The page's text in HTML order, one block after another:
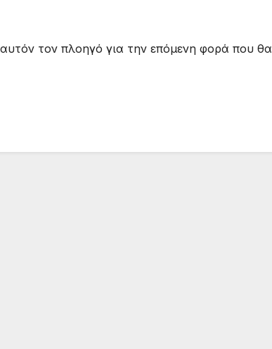
τον πλοηγό για την επόμενη φορά που θα